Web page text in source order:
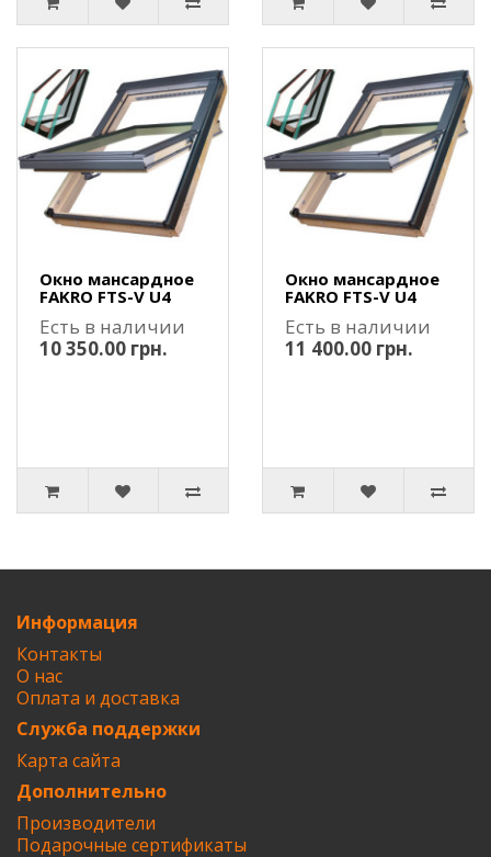
Окно мансардное
FAKRO FTS-V U4
Есть в наличии
10 350.00 грн.
Окно мансардное
FAKRO FTS-V U4
Есть в наличии
11 400.00 грн.
Информация
Контакты
О нас
Оплата и доставка
Служба поддержки
Карта сайта
Дополнительно
Производители
Подарочные сертификаты